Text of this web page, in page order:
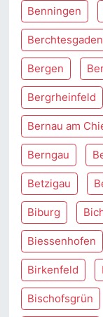
Benningen
Berchtesgaden
Bergen
Bergrheinfeld
Bernau am
Berngau
Betzigau
Biburg
Biessenhofen
Birkenfeld
Bischofsgrün